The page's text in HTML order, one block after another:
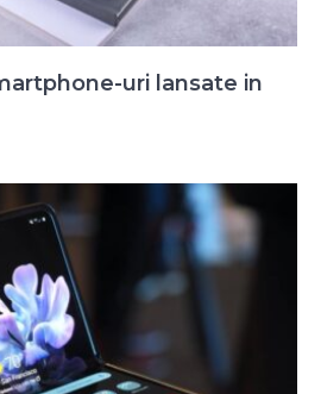
uri lansate in